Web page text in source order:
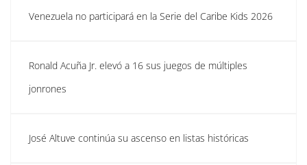
Venezuela no participará en la Serie del Caribe Kids 2026
Ronald Acuña Jr. elevó a 16 sus juegos de múltiples
jonrones
José Altuve continúa su ascenso en listas históricas